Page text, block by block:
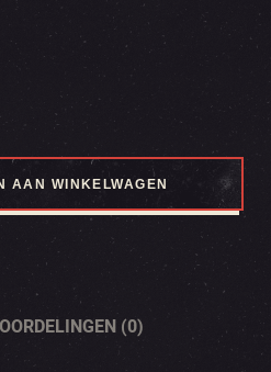
AAN WINKELWAGEN
(0)